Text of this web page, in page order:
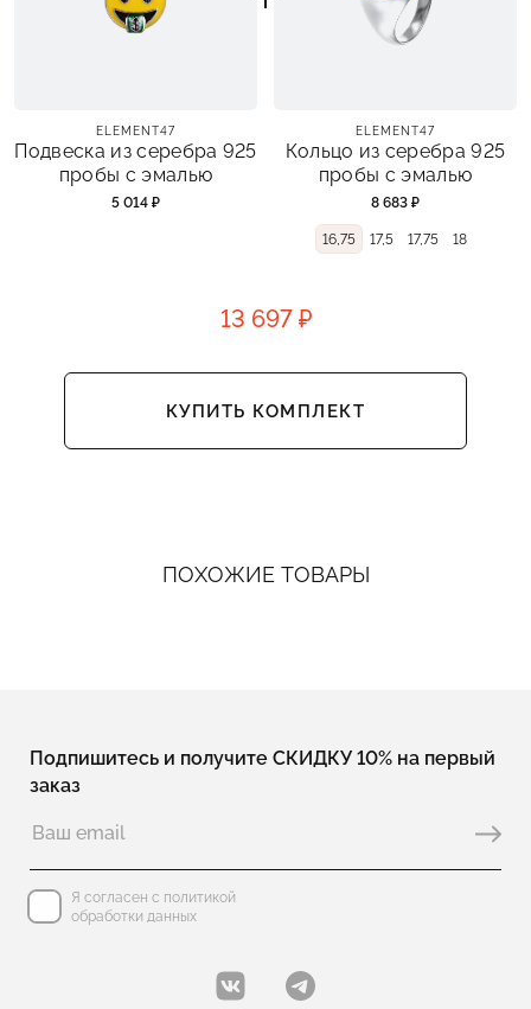
ELEMENT47
Подвеска из серебра 925
пробы с эмалью
5 014 ₽
ELEMENT47
Кольцо из серебра 925
пробы с эмалью
8 683 ₽
16,75 17,5 17,75 18
13 697 ₽
КУПИТЬ КОМПЛЕКТ
ПОХОЖИЕ ТОВАРЫ
Подпишитесь и получите СКИДКУ 10% на первый
заказ
Я согласен с политикой
обработки данных